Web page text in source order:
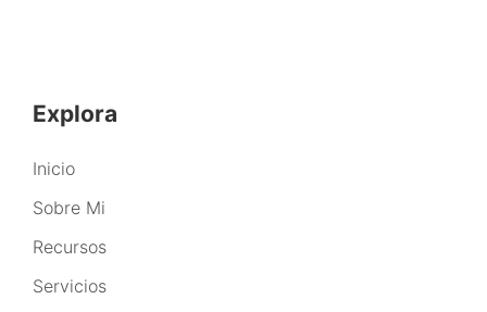
Explora
Inicio
Sobre Mi
Recursos
Servicios